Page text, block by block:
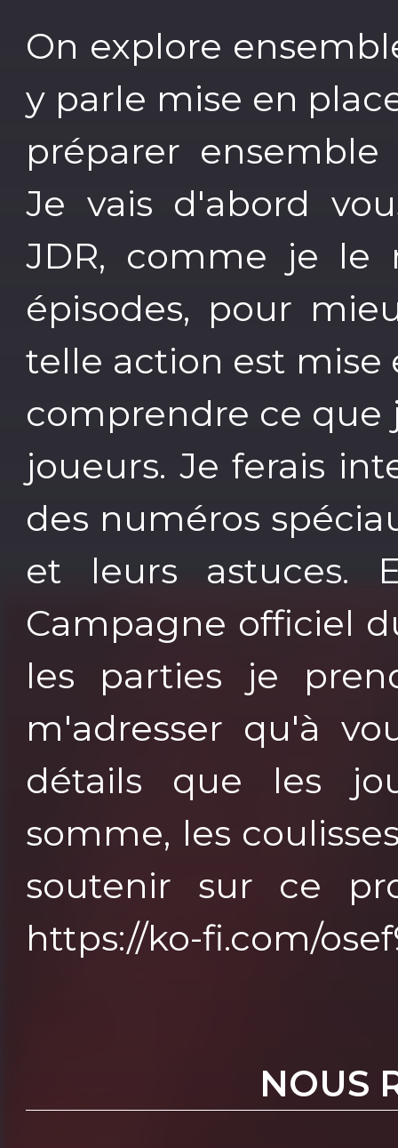
On explore
y parle mise en
préparer
Je vais d'abord
JDR, comme je le
épisodes, pour
telle action est
comprendre ce que
joueurs. Je ferais
des numéros
et leurs astuces.
Campagne officiel
les parties je
m'adresser qu'à
détails que les
somme, les
soutenir sur ce
https://ko-fi.com/
NOUS